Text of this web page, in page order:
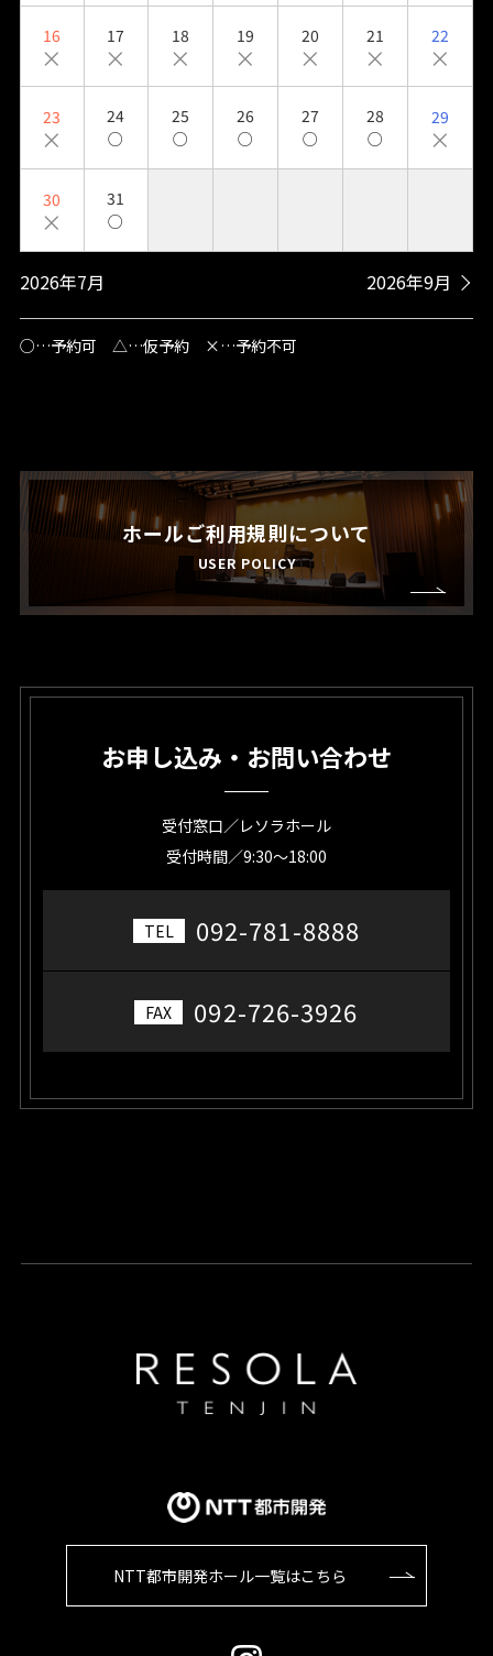
16
×
17
×
18
×
19
×
20
×
21
×
22
×
23
×
24
○
25
○
26
○
27
○
28
○
29
×
30
×
31
○
2026年7月 2026年9月
○…予約可 △…仮予約 ×…予約不可
ホールご利用規則について
USER POLICY
お申し込み・お問い合わせ
受付窓口／レソラホール
受付時間／9:30～18:00
TEL 092-781-8888
FAX 092-726-3926
NTT都市開発ホール一覧はこちら